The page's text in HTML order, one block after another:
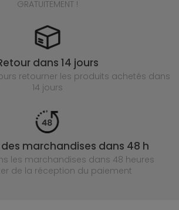
GRATUITEMENT !
dans 14 jours
retourner les produits achetés dans
14 jours
marchandises dans 48 h
les marchandises dans 48 heures
de la réception du paiement